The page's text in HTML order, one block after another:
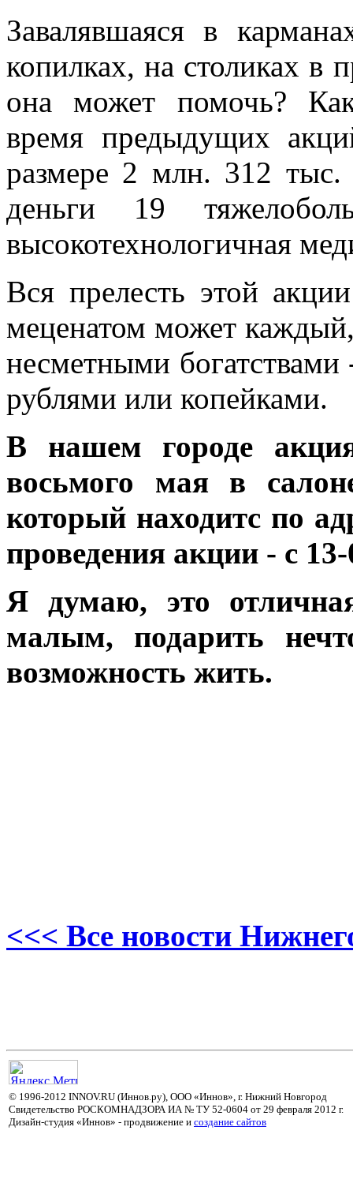
Завалявшаяся в
копилках, на столиках в
она может помочь?
время предыдущих
размере 2 млн. 312
деньги 19
высокотехнологичная
Вся прелесть этой
меценатом может
несметными
рублями или копейками.
В нашем городе
восьмого мая в
который находитс по
проведения акции - с
Я думаю, это
малым, подарить
возможность жить.
<<< Все новости
© 1996-2012 INNOV.RU (Иннов.ру), ООО «Иннов», г. Нижний Новгород
Свидетельство РОСКОМНАДЗОРА ИА № ТУ 52-0604 от 29 февраля 2012 г.
Дизайн-студия «Иннов» - продвижение и cоздание сайтов